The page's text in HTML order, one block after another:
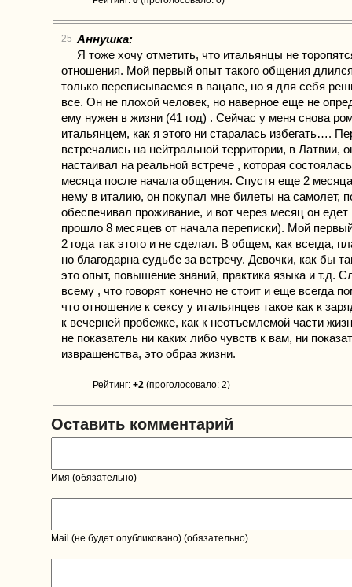
25 Аннушка:
Я тоже хочу отметить, что итальянцы не
отношения. Мой первый опыт такого общения
только переписываемся в вацапе, но я для себя
все. Он не плохой человек, но наверное еще не
ему нужен в жизни (41 год) . Сейчас у меня снова
итальянцем, как я этого ни старалась избегать….
встречались на нейтральной территории, в Латвии,
настаивал на реальной встрече , которая
месяца после начала общения. Спустя еще 2
нему в италию, он покупал мне билеты на самолет,
обеспечивал проживание, и вот через месяц он едет
прошло 8 месяцев от начала переписки). Мой
2 года так этого и не сделал. В общем, как всегда,
но благодарна судьбе за встречу. Девочки, как бы
это опыт, повышение знаний, практика языка и т.д.
всему , что говорят конечно не стоит и еще всегда
что отношение к сексу у итальянцев такое как к
к вечерней пробежке, как к неотъемлемой части
не показатель ни каких либо чувств к вам, ни
извращенства, это образ жизни.
Рейтинг: +2 (проголосовало: 2)
Оставить комментарий
Имя (обязательно)
Mail (не будет опубликовано) (обязательно)